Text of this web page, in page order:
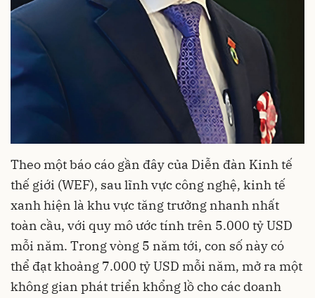
Theo một báo cáo gần đây của Diễn đàn Kinh tế
thế giới (WEF), sau lĩnh vực công nghệ, kinh tế
xanh hiện là khu vực tăng trưởng nhanh nhất
toàn cầu, với quy mô ước tính trên 5.000 tỷ USD
mỗi năm. Trong vòng 5 năm tới, con số này có
thể đạt khoảng 7.000 tỷ USD mỗi năm, mở ra một
không gian phát triển khổng lồ cho các doanh